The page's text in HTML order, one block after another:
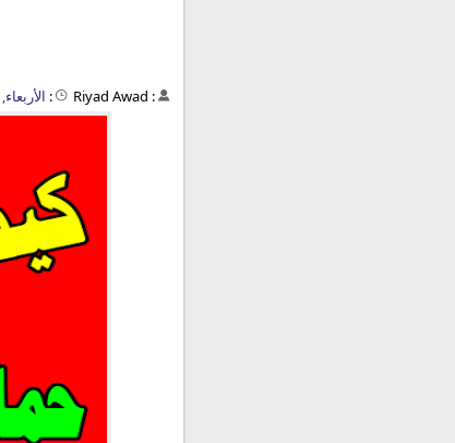
:
Riyad Awad
: الأربعاء, 15 يوليو 2020 - 08:39 م